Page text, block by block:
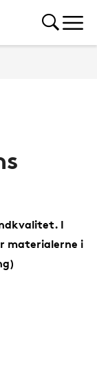
I
materialerne i